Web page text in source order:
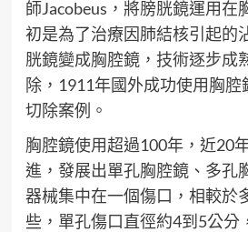
師Jacobeus，將膀胱鏡運用在
初是為了治療因肺結核引起的
胱鏡變成胸腔鏡，技術逐步成
除，1911年國外成功使用胸
切除案例。
胸腔鏡使用超過100年，近20
進，發展出單孔胸腔鏡、多孔
器械集中在一個傷口，相較於
些，單孔傷口直徑約4到5公分